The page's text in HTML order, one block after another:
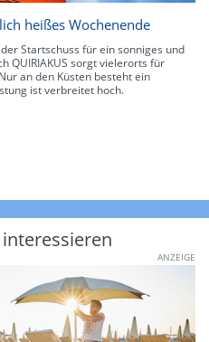
heißes Wochenende
Startschuss für ein sonniges und
QUIRIAKUS sorgt vielerorts für
an den Küsten besteht ein
ist verbreitet hoch.
ANZEIGE